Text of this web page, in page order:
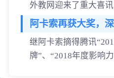
外教网迎来了重大喜
阿卡索再获大奖，
继阿卡索摘得腾讯
牌”、“2018年度影响